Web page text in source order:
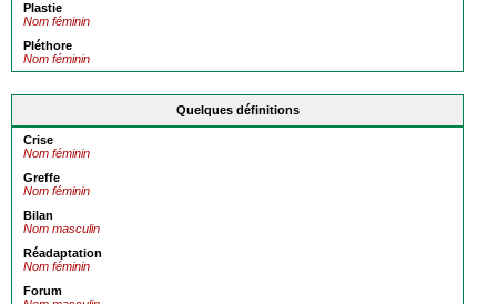
Plastie
Nom féminin
Pléthore
Nom féminin
Quelques définitions
Crise
Nom féminin
Greffe
Nom féminin
Bilan
Nom masculin
Réadaptation
Nom féminin
Forum